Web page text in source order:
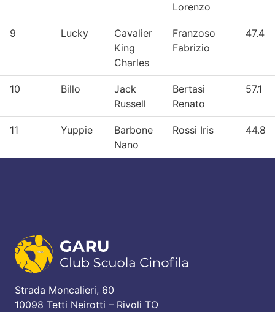
Lorenzo
9 Lucky
Cavalier
King
Charles
Franzoso
Fabrizio
47.4
10 Billo
Jack
Russell
Bertasi
Renato
57.1
11 Yuppie
Barbone
Nano
Rossi Iris 44.8
Strada Moncalieri, 60
10098 Tetti Neirotti – Rivoli TO